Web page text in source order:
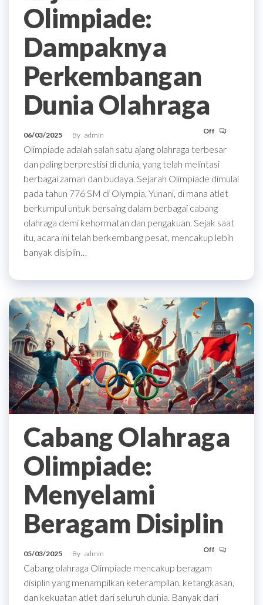
Olimpiade:
Dampaknya
Perkembangan
Dunia Olahraga
06/03/2025 By admin Off
Olimpiade adalah salah satu ajang olahraga terbesar
dan paling berprestisi di dunia, yang telah melintasi
berbagai zaman dan budaya. Sejarah Olimpiade dimulai
pada tahun 776 SM di Olympia, Yunani, di mana atlet
berkumpul untuk bersaing dalam berbagai cabang
olahraga demi kehormatan dan pengakuan. Sejak saat
itu, acara ini telah berkembang pesat, mencakup lebih
banyak disiplin…
Cabang Olahraga
Olimpiade:
Menyelami
Beragam Disiplin
05/03/2025 By admin Off
Cabang olahraga Olimpiade mencakup beragam
disiplin yang menampilkan keterampilan, ketangkasan,
dan kekuatan atlet dari seluruh dunia. Banyak dari